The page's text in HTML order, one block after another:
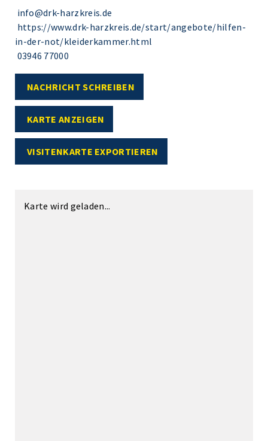
info@drk-harzkreis.de
https://www.drk-harzkreis.de/start/angebote/hilfen-
in-der-not/kleiderkammer.html
03946 77000
NACHRICHT SCHREIBEN
KARTE ANZEIGEN
VISITENKARTE EXPORTIEREN
Karte wird geladen...